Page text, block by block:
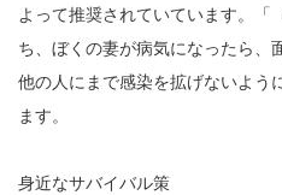
よって推奨されていています。「
ち、ぼくの妻が病気になったら、
他の人にまで感染を拡げないよう
ます。
身近なサバイバル策